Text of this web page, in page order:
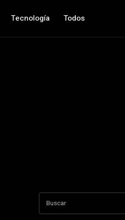
Tecnología Todos
Buscar